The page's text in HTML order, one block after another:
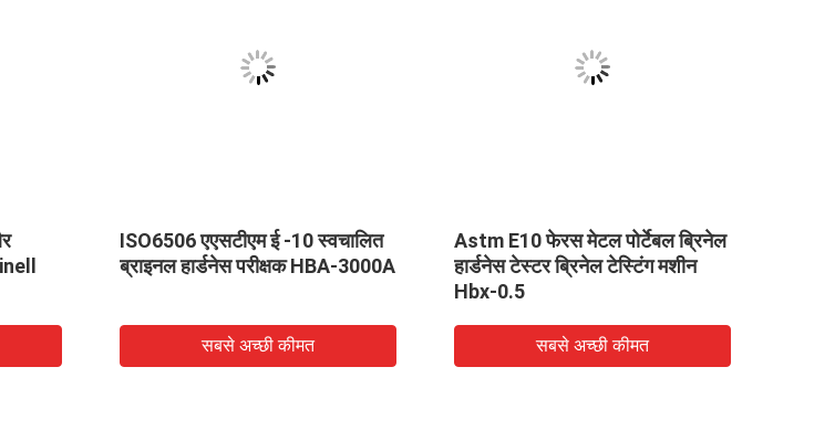
ISO6506 एएसटीएम ई -10 स्वचालित
ब्राइनल हार्डनेस परीक्षक HBA-3000A
सबसे अच्छी कीमत
Astm E10 फेरस मेटल पोर्टेबल ब्रिनेल
हार्डनेस टेस्टर ब्रिनेल टेस्टिंग मशीन
Hbx-0.5
सबसे अच्छी कीमत